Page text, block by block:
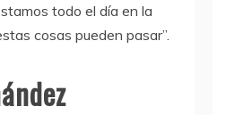
todo el día en la
cosas pueden pasar”.